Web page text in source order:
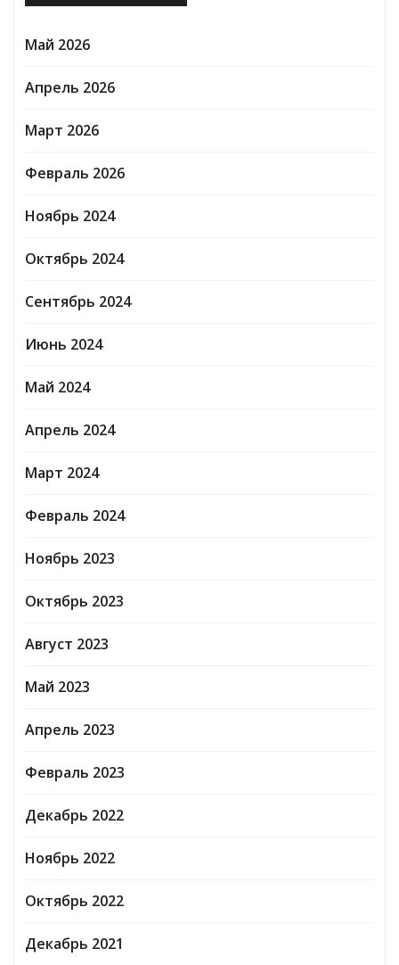
Май 2026
Апрель 2026
Март 2026
Февраль 2026
Ноябрь 2024
Октябрь 2024
Сентябрь 2024
Июнь 2024
Май 2024
Апрель 2024
Март 2024
Февраль 2024
Ноябрь 2023
Октябрь 2023
Август 2023
Май 2023
Апрель 2023
Февраль 2023
Декабрь 2022
Ноябрь 2022
Октябрь 2022
Декабрь 2021